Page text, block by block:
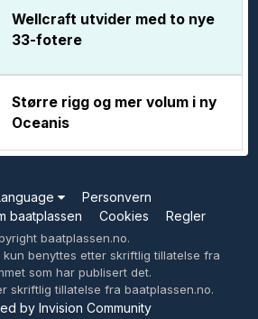
Wellcraft utvider med to nye
33-fotere
Større rigg og mer volum i ny
Oceanis
Personvern
baatplassen
Cookies Regler
baatplassen.no.
kun benyttes etter skriftlig tillatelse fra
som har publisert det.
skriftlig tillatelse fra baatplassen.no.
by Invision Community